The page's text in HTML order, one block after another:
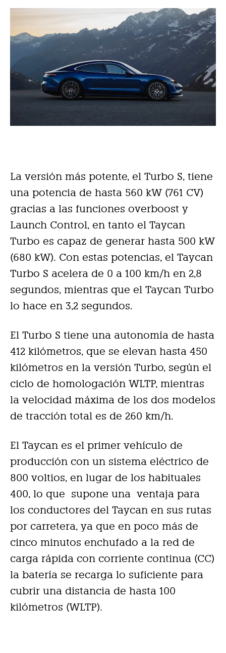
La versión más potente, el Turbo S, tiene
una potencia de hasta 560 kW (761 CV)
gracias a las funciones overboost y
Launch Control, en tanto el Taycan
Turbo es capaz de generar hasta 500 kW
(680 kW). Con estas potencias, el Taycan
Turbo S acelera de 0 a 100 km/h en 2,8
segundos, mientras que el Taycan Turbo
lo hace en 3,2 segundos.
El Turbo S tiene una autonomía de hasta
412 kilómetros, que se elevan hasta 450
kilómetros en la versión Turbo, según el
ciclo de homologación WLTP, mientras
la velocidad máxima de los dos modelos
de tracción total es de 260 km/h.
El Taycan es el primer vehículo de
producción con un sistema eléctrico de
800 voltios, en lugar de los habituales
400, lo que supone una ventaja para
los conductores del Taycan en sus rutas
por carretera, ya que en poco más de
cinco minutos enchufado a la red de
carga rápida con corriente continua (CC)
la batería se recarga lo suficiente para
cubrir una distancia de hasta 100
kilómetros (WLTP).